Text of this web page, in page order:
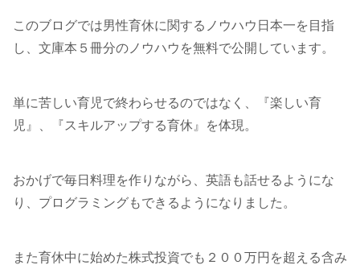
このブログでは男性育休に関するノウハウ日本一を目指
し、文庫本５冊分のノウハウを無料で公開しています。
単に苦しい育児で終わらせるのではなく、『楽しい育
児』、『スキルアップする育休』を体現。
おかげで毎日料理を作りながら、英語も話せるようにな
り、プログラミングもできるようになりました。
また育休中に始めた株式投資でも２００万円を超える含み